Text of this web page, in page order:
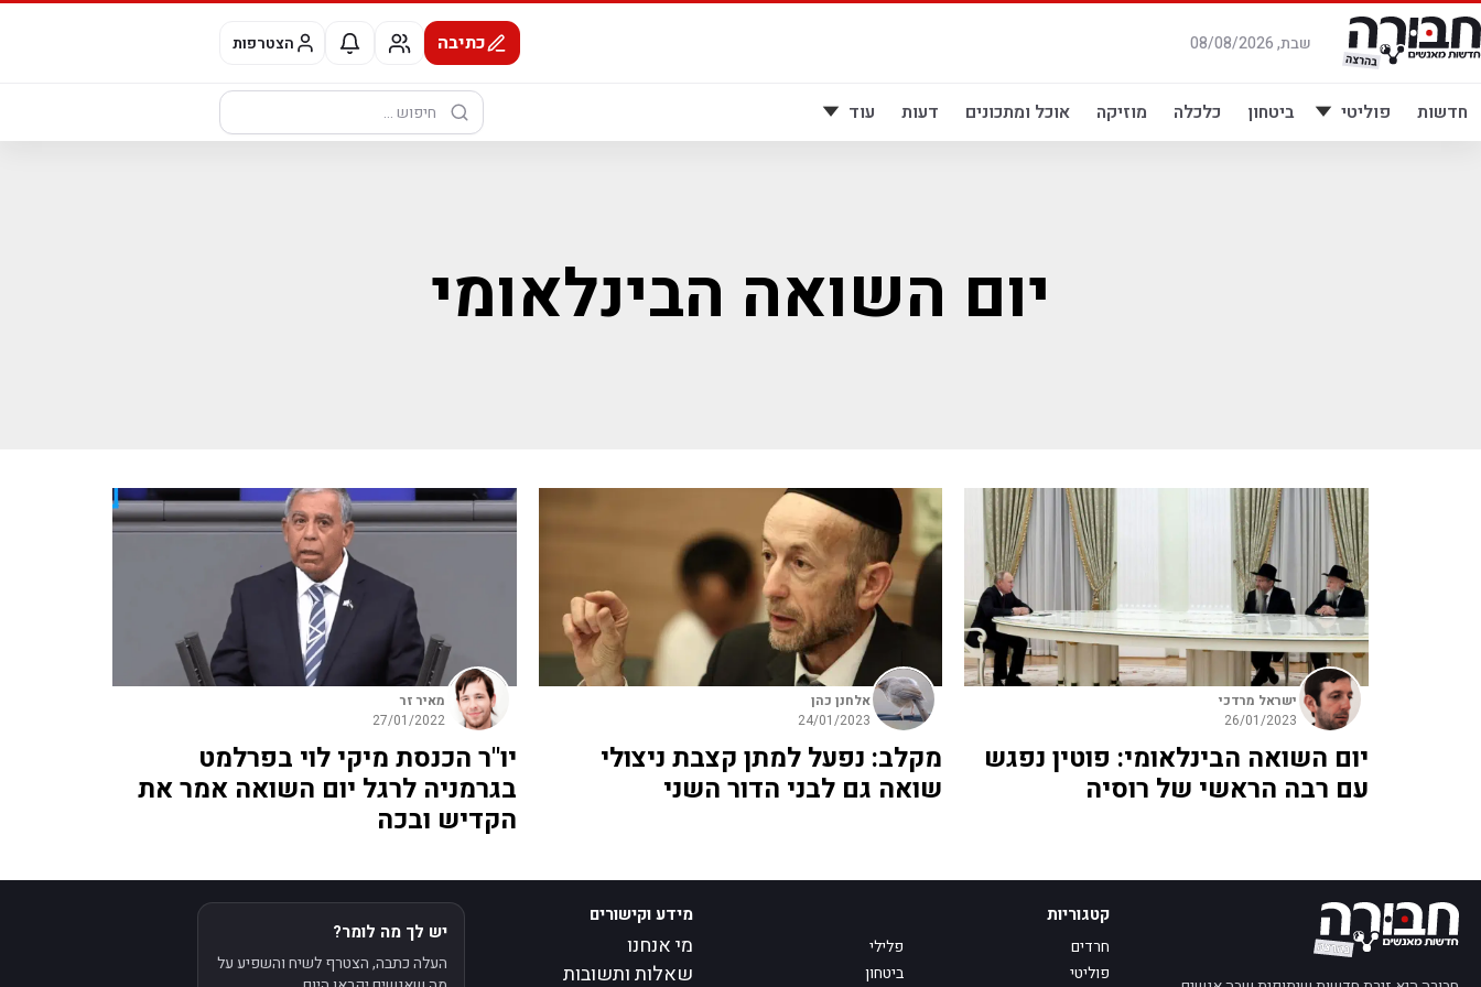
דלג
לתוכן
שבת, 08/08/2026 כתיבה הצטרפות
חדשות פוליטי ביטחון כלכלה מוזיקה אוכל ומתכונים דעות עוד
חיפוש:
יום השואה הבינלאומי
ישראל מרדכי
26/01/2023
יום השואה הבינלאומי: פוטין נפגש
עם רבה הראשי של רוסיה
אלחנן כהן
24/01/2023
מקלב: נפעל למתן קצבת ניצולי
שואה גם לבני הדור השני
מאיר זר
27/01/2022
יו"ר הכנסת מיקי לוי בפרלמט
בגרמניה לרגל יום השואה אמר את
הקדיש ובכה
קטגוריות
חרדים
פלילי
פוליטי
ביטחון
מידע וקישורים
מי אנחנו
שאלות ותשובות
יש לך מה לומר?
העלה כתבה, הצטרף לשיח והשפיע על